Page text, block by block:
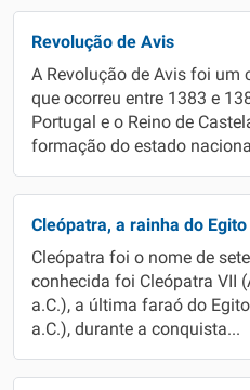
Revolução de Avis
A Revolução de Avis foi
que ocorreu entre 1383 e
Portugal e o Reino de
formação do estado
Cleópatra, a rainha do Egito
Cleópatra foi o nome de
conhecida foi Cleópatra VII
a.C.), a última faraó do
a.C.), durante a conquista...